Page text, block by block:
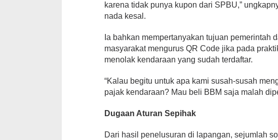
karena tidak punya kupon dari SPBU,”
nada kesal.
Ia bahkan mempertanyakan tujuan pemerintah
masyarakat mengurus QR Code jika pada
menolak kendaraan yang sudah terdaftar.
“Kalau begitu untuk apa kami susah-susah
pajak kendaraan? Mau beli BBM saja malah
Dugaan Aturan Sepihak
Dari hasil penelusuran di lapangan, sejumlah